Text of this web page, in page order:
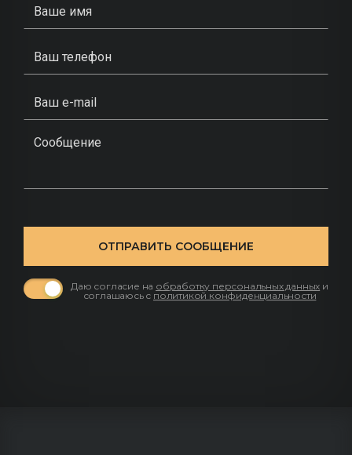
ОТПРАВИТЬ СООБЩЕНИЕ
Даю согласие на обработку персональных данных и
соглашаюсь с политикой конфиденциальности